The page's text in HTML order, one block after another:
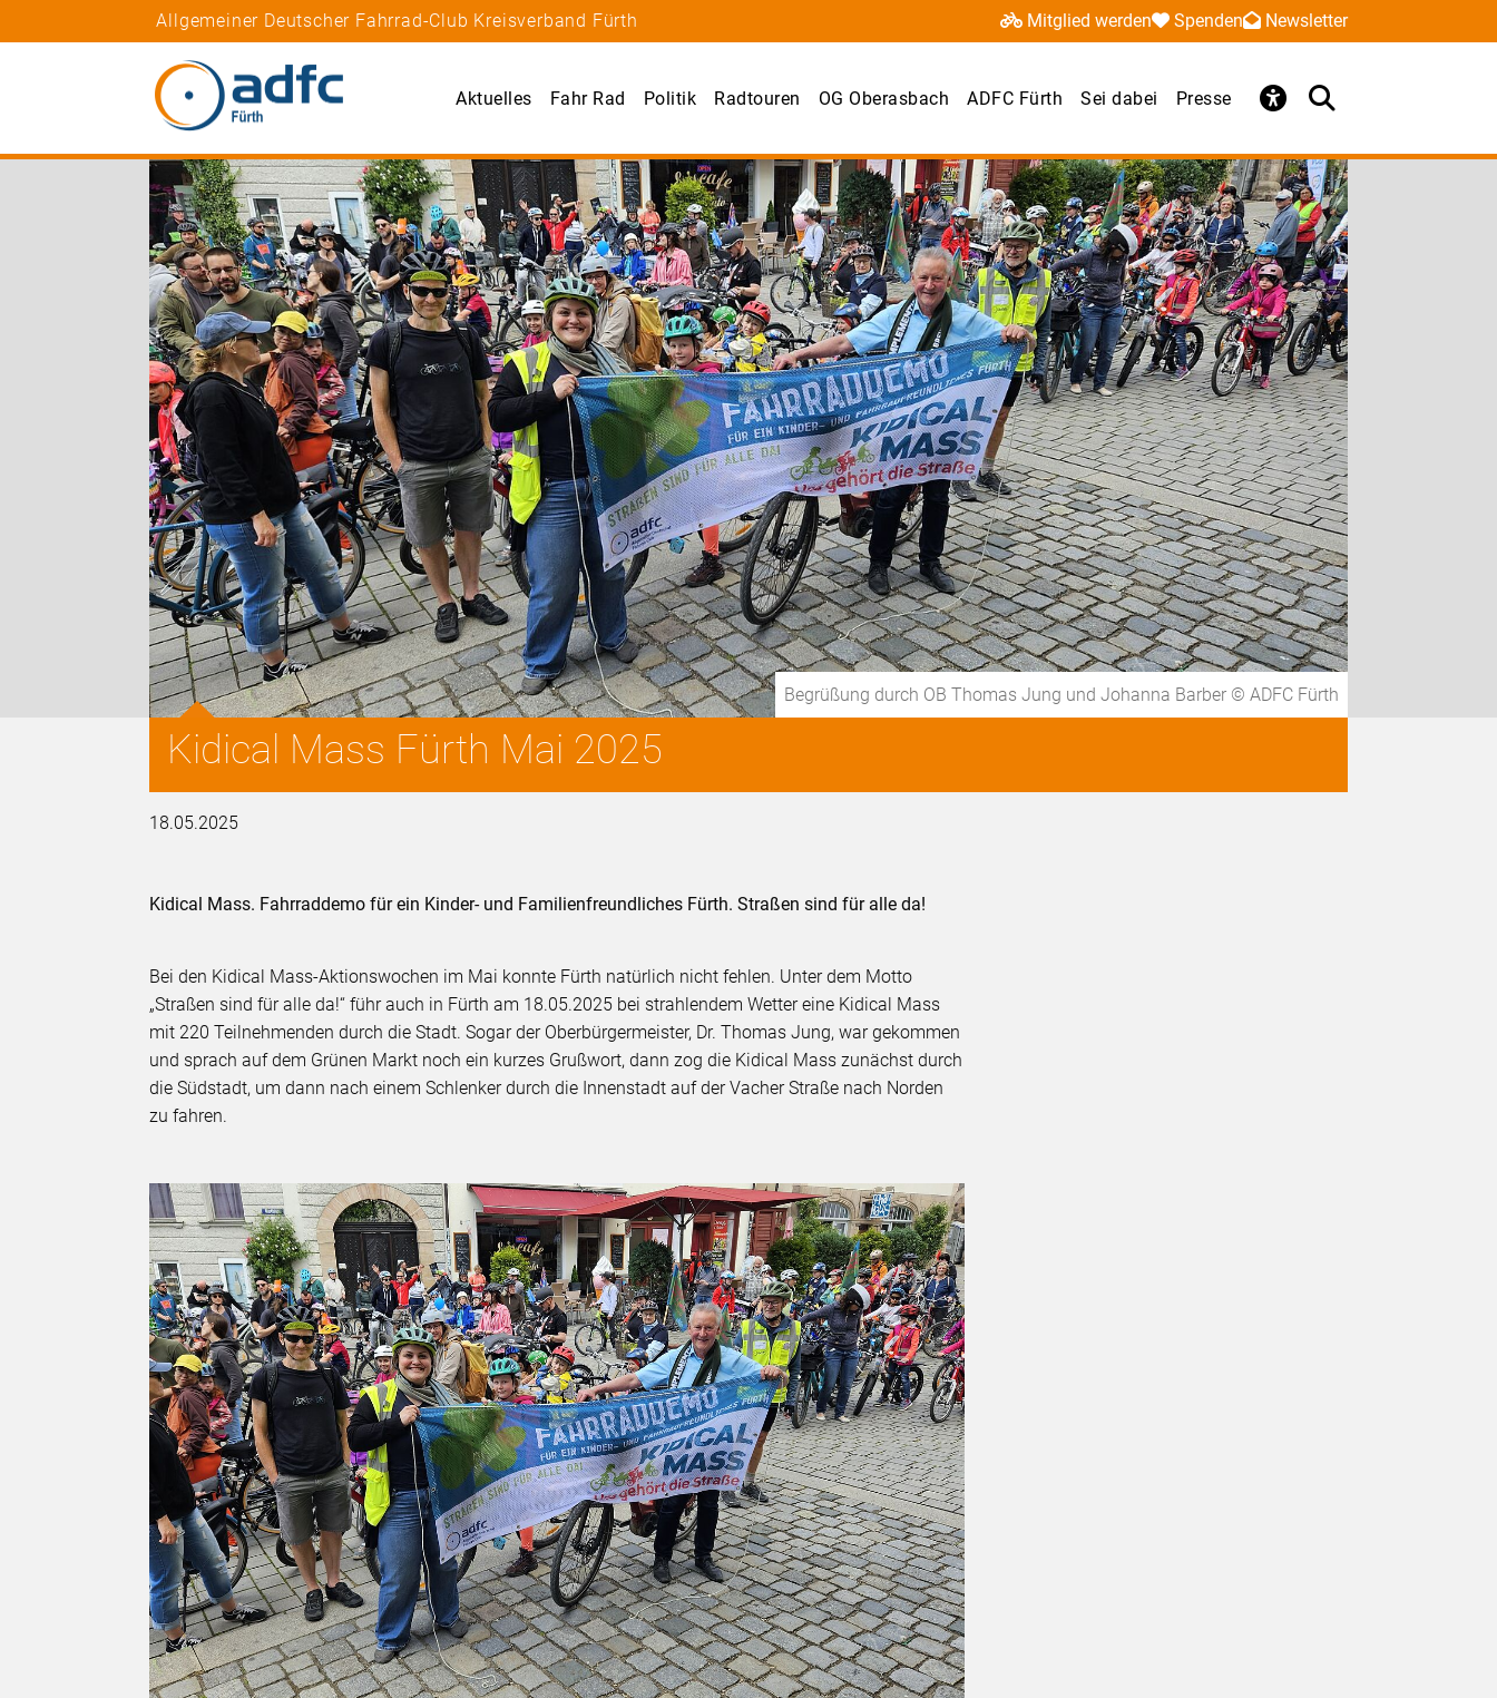
Allgemeiner Deutscher Fahrrad-Club Kreisverband Fürth Mitglied werden Spenden Newsletter
Aktuelles Fahr Rad Politik Radtouren OG Oberasbach ADFC Fürth Sei dabei Presse
Begrüßung durch OB Thomas Jung und Johanna Barber © ADFC Fürth
Kidical Mass Fürth Mai 2025
18.05.2025
Kidical Mass. Fahrraddemo für ein Kinder- und Familienfreundliches Fürth. Straßen sind für alle da!
Bei den Kidical Mass-Aktionswochen im Mai konnte Fürth natürlich nicht fehlen. Unter dem Motto
„Straßen sind für alle da!“ führ auch in Fürth am 18.05.2025 bei strahlendem Wetter eine Kidical Mass
mit 220 Teilnehmenden durch die Stadt. Sogar der Oberbürgermeister, Dr. Thomas Jung, war gekommen
und sprach auf dem Grünen Markt noch ein kurzes Grußwort, dann zog die Kidical Mass zunächst durch
die Südstadt, um dann nach einem Schlenker durch die Innenstadt auf der Vacher Straße nach Norden
zu fahren.